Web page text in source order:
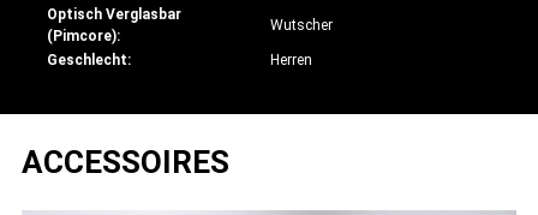
Optisch Verglasbar
(Pimcore):
Wutscher
Geschlecht: Herren
ACCESSOIRES